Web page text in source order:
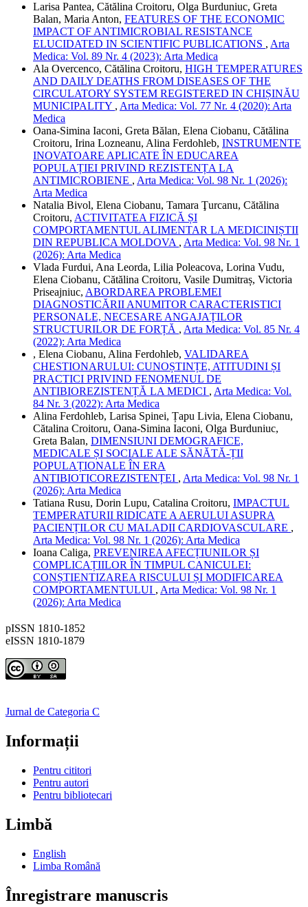
Larisa Pantea, Cătălina Croitoru, Olga Burduniuc, Greta
Balan, Maria Anton, FEATURES OF THE ECONOMIC
IMPACT OF ANTIMICROBIAL RESISTANCE
ELUCIDATED IN SCIENTIFIC PUBLICATIONS , Arta
Medica: Vol. 89 Nr. 4 (2023): Arta Medica
Ala Overcenco, Cătălina Croitoru, HIGH TEMPERATURES
AND DAILY DEATHS FROM DISEASES OF THE
CIRCULATORY SYSTEM REGISTERED IN CHIȘINĂU
MUNICIPALITY , Arta Medica: Vol. 77 Nr. 4 (2020): Arta
Medica
Oana-Simina Iaconi, Greta Bălan, Elena Ciobanu, Cătălina
Croitoru, Irina Lozneanu, Alina Ferdohleb, INSTRUMENTE
INOVATOARE APLICATE ÎN EDUCAREA
POPULAȚIEI PRIVIND REZISTENȚA LA
ANTIMICROBIENE , Arta Medica: Vol. 98 Nr. 1 (2026):
Arta Medica
Natalia Bivol, Elena Ciobanu, Tamara Ţurcanu, Cătălina
Croitoru, ACTIVITATEA FIZICĂ ȘI
COMPORTAMENTUL ALIMENTAR LA MEDICINIȘTII
DIN REPUBLICA MOLDOVA , Arta Medica: Vol. 98 Nr. 1
(2026): Arta Medica
Vlada Furdui, Ana Leorda, Lilia Poleacova, Lorina Vudu,
Elena Ciobanu, Cătălina Croitoru, Vasile Dumitraș, Victoria
Priseajniuc, ABORDAREA PROBLEMEI
DIAGNOSTICĂRII ANUMITOR CARACTERISTICI
PERSONALE, NECESARE ANGAJAȚILOR
STRUCTURILOR DE FORȚĂ , Arta Medica: Vol. 85 Nr. 4
(2022): Arta Medica
, Elena Ciobanu, Alina Ferdohleb, VALIDAREA
CHESTIONARULUI: CUNOȘTINȚE, ATITUDINI ȘI
PRACTICI PRIVIND FENOMENUL DE
ANTIBIOREZISTENȚĂ LA MEDICI , Arta Medica: Vol.
84 Nr. 3 (2022): Arta Medica
Alina Ferdohleb, Larisa Spinei, Țapu Livia, Elena Ciobanu,
Cătalina Croitoru, Oana-Simina Iaconi, Olga Burduniuc,
Greta Balan, DIMENSIUNI DEMOGRAFICE,
MEDICALE ȘI SOCIALE ALE SĂNĂTĂ-ȚII
POPULAȚIONALE ÎN ERA
ANTIBIOTICOREZISTENȚEI , Arta Medica: Vol. 98 Nr. 1
(2026): Arta Medica
Tatiana Rusu, Dorin Lupu, Catalina Croitoru, IMPACTUL
TEMPERATURII RIDICATE A AERULUI ASUPRA
PACIENȚILOR CU MALADII CARDIOVASCULARE ,
Arta Medica: Vol. 98 Nr. 1 (2026): Arta Medica
Ioana Caliga, PREVENIREA AFECȚIUNILOR ȘI
COMPLICAȚIILOR ÎN TIMPUL CANICULEI:
CONȘTIENTIZAREA RISCULUI ȘI MODIFICAREA
COMPORTAMENTULUI , Arta Medica: Vol. 98 Nr. 1
(2026): Arta Medica
pISSN 1810-1852
eISSN 1810-1879
Jurnal de Categoria C
Informații
Pentru cititori
Pentru autori
Pentru bibliotecari
Limbă
English
Limba Română
Înregistrare manuscris